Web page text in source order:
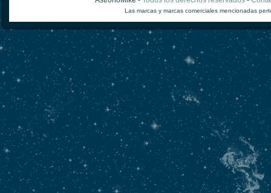
Las marcas y marcas comerciales mencionadas